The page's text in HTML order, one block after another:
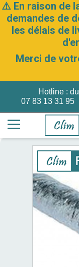
⚠️ En raison de
demandes de
les délais de
Merci de
07 83 13 31 95
Hotline :